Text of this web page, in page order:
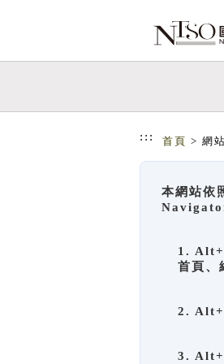
::: 首頁 > 網
本網站依
1.
首頁、
2.
3.